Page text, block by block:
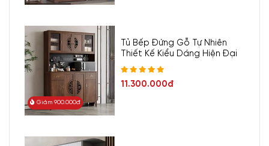
Giảm 900.000đ
Tủ Bếp Đứng Gỗ Tự Nhiên
Thiết Kế Kiểu Dáng Hiện Đại
11.300.000đ